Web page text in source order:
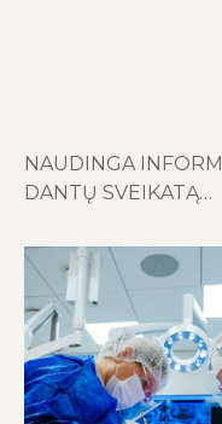
NAUDINGA
DANTŲ SVEIKATĄ…